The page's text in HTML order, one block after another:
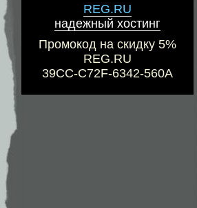
REG.RU
надежный хостинг
Промокод на скидку 5%
REG.RU
39CC-C72F-6342-560A